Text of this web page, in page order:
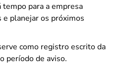
tempo para a empresa
e planejar os próximos
como registro escrito da
período de aviso.